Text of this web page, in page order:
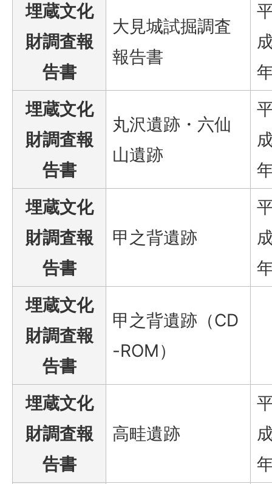
埋蔵文化
財調査報
告書
大見城試掘調査
報告書
埋蔵文化
財調査報
告書
丸沢遺跡・六仙
山遺跡
埋蔵文化
財調査報
告書
甲之背遺跡
埋蔵文化
財調査報
告書
甲之背遺跡（CD
-ROM）
埋蔵文化
財調査報
告書
高畦遺跡